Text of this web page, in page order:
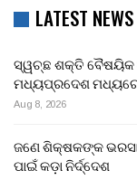
LATEST NEWS
ସ୍ୱଚ୍ଛ ଶକ୍ତି ବୈଷୟିକ
ମଧ୍ୟପ୍ରଦେଶ
Aug 8, 2026
ଜଣେ ଶିକ୍ଷକଙ୍କ
ପାଇଁ କଡ଼ା ନିର୍ଦ୍ଦେଶ